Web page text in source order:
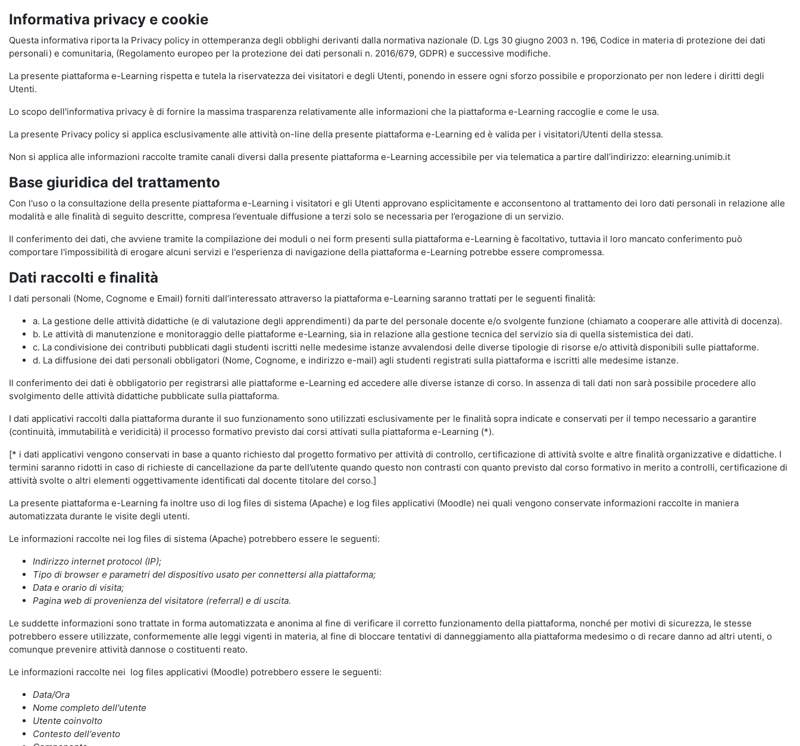
Informativa privacy e cookie
Questa informativa riporta la Privacy policy in ottemperanza degli obblighi derivanti dalla normativa nazionale (D. Lgs 30 giugno 2003 n. 196, Codice in materia di protezione dei dati
personali) e comunitaria, (Regolamento europeo per la protezione dei dati personali n. 2016/679, GDPR) e successive modifiche.
La presente piattaforma e-Learning rispetta e tutela la riservatezza dei visitatori e degli Utenti, ponendo in essere ogni sforzo possibile e proporzionato per non ledere i diritti degli
Utenti.
Lo scopo dell'informativa privacy è di fornire la massima trasparenza relativamente alle informazioni che la piattaforma e-Learning raccoglie e come le usa.
La presente Privacy policy si applica esclusivamente alle attività on-line della presente piattaforma e-Learning ed è valida per i visitatori/Utenti della stessa.
Non si applica alle informazioni raccolte tramite canali diversi dalla presente piattaforma e-Learning accessibile per via telematica a partire dall’indirizzo: elearning.unimib.it
Base giuridica del trattamento
Con l'uso o la consultazione della presente piattaforma e-Learning i visitatori e gli Utenti approvano esplicitamente e acconsentono al trattamento dei loro dati personali in relazione alle
modalità e alle finalità di seguito descritte, compresa l’eventuale diffusione a terzi solo se necessaria per l’erogazione di un servizio.
Il conferimento dei dati, che avviene tramite la compilazione dei moduli o nei form presenti sulla piattaforma e-Learning è facoltativo, tuttavia il loro mancato conferimento può
comportare l'impossibilità di erogare alcuni servizi e l'esperienza di navigazione della piattaforma e-Learning potrebbe essere compromessa.
Dati raccolti e finalità
I dati personali (Nome, Cognome e Email) forniti dall’interessato attraverso la piattaforma e-Learning saranno trattati per le seguenti finalità:
a. La gestione delle attività didattiche (e di valutazione degli apprendimenti) da parte del personale docente e/o svolgente funzione (chiamato a cooperare alle attività di docenza).
b. Le attività di manutenzione e monitoraggio delle piattaforme e-Learning, sia in relazione alla gestione tecnica del servizio sia di quella sistemistica dei dati.
c. La condivisione dei contributi pubblicati dagli studenti iscritti nelle medesime istanze avvalendosi delle diverse tipologie di risorse e/o attività disponibili sulle piattaforme.
d. La diffusione dei dati personali obbligatori (Nome, Cognome, e indirizzo e-mail) agli studenti registrati sulla piattaforma e iscritti alle medesime istanze.
Il conferimento dei dati è obbligatorio per registrarsi alle piattaforme e-Learning ed accedere alle diverse istanze di corso. In assenza di tali dati non sarà possibile procedere allo
svolgimento delle attività didattiche pubblicate sulla piattaforma.
I dati applicativi raccolti dalla piattaforma durante il suo funzionamento sono utilizzati esclusivamente per le finalità sopra indicate e conservati per il tempo necessario a garantire
(continuità, immutabilità e veridicità) il processo formativo previsto dai corsi attivati sulla piattaforma e-Learning (*).
[* i dati applicativi vengono conservati in base a quanto richiesto dal progetto formativo per attività di controllo, certificazione di attività svolte e altre finalità organizzative e didattiche. I
termini saranno ridotti in caso di richieste di cancellazione da parte dell’utente quando questo non contrasti con quanto previsto dal corso formativo in merito a controlli, certificazione di
attività svolte o altri elementi oggettivamente identificati dal docente titolare del corso.]
La presente piattaforma e-Learning fa inoltre uso di log files di sistema (Apache) e log files applicativi (Moodle) nei quali vengono conservate informazioni raccolte in maniera
automatizzata durante le visite degli utenti.
Le informazioni raccolte nei log files di sistema (Apache) potrebbero essere le seguenti:
Indirizzo internet protocol (IP);
Tipo di browser e parametri del dispositivo usato per connettersi alla piattaforma;
Data e orario di visita;
Pagina web di provenienza del visitatore (referral) e di uscita.
Le suddette informazioni sono trattate in forma automatizzata e anonima al fine di verificare il corretto funzionamento della piattaforma, nonché per motivi di sicurezza, le stesse
potrebbero essere utilizzate, conformemente alle leggi vigenti in materia, al fine di bloccare tentativi di danneggiamento alla piattaforma medesimo o di recare danno ad altri utenti, o
comunque prevenire attività dannose o costituenti reato.
Le informazioni raccolte nei log files applicativi (Moodle) potrebbero essere le seguenti:
Data/Ora
Nome completo dell'utente
Utente coinvolto
Contesto dell'evento